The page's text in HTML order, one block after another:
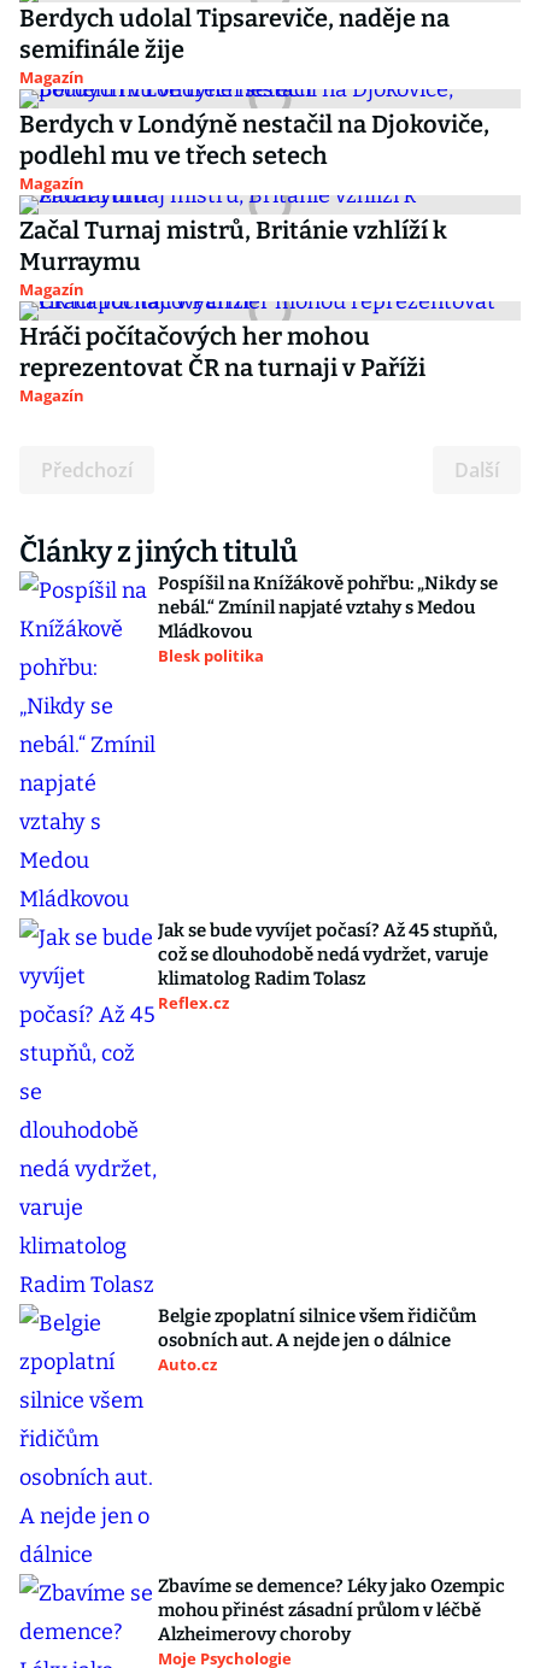
Berdych udolal Tipsareviče, naděje na
semifinále žije
Magazín
Berdych v Londýně nestačil na Djokoviče,
podlehl mu ve třech setech
Magazín
Začal Turnaj mistrů, Británie vzhlíží k
Murraymu
Magazín
Hráči počítačových her mohou
reprezentovat ČR na turnaji v Paříži
Magazín
Předchozí Další
Články z jiných titulů
Pospíšil na Knížákově pohřbu: „Nikdy se
nebál.“ Zmínil napjaté vztahy s Medou
Mládkovou
Blesk politika
Jak se bude vyvíjet počasí? Až 45 stupňů,
což se dlouhodobě nedá vydržet, varuje
klimatolog Radim Tolasz
Reflex.cz
Belgie zpoplatní silnice všem řidičům
osobních aut. A nejde jen o dálnice
Auto.cz
Zbavíme se demence? Léky jako Ozempic
mohou přinést zásadní průlom v léčbě
Alzheimerovy choroby
Moje Psychologie